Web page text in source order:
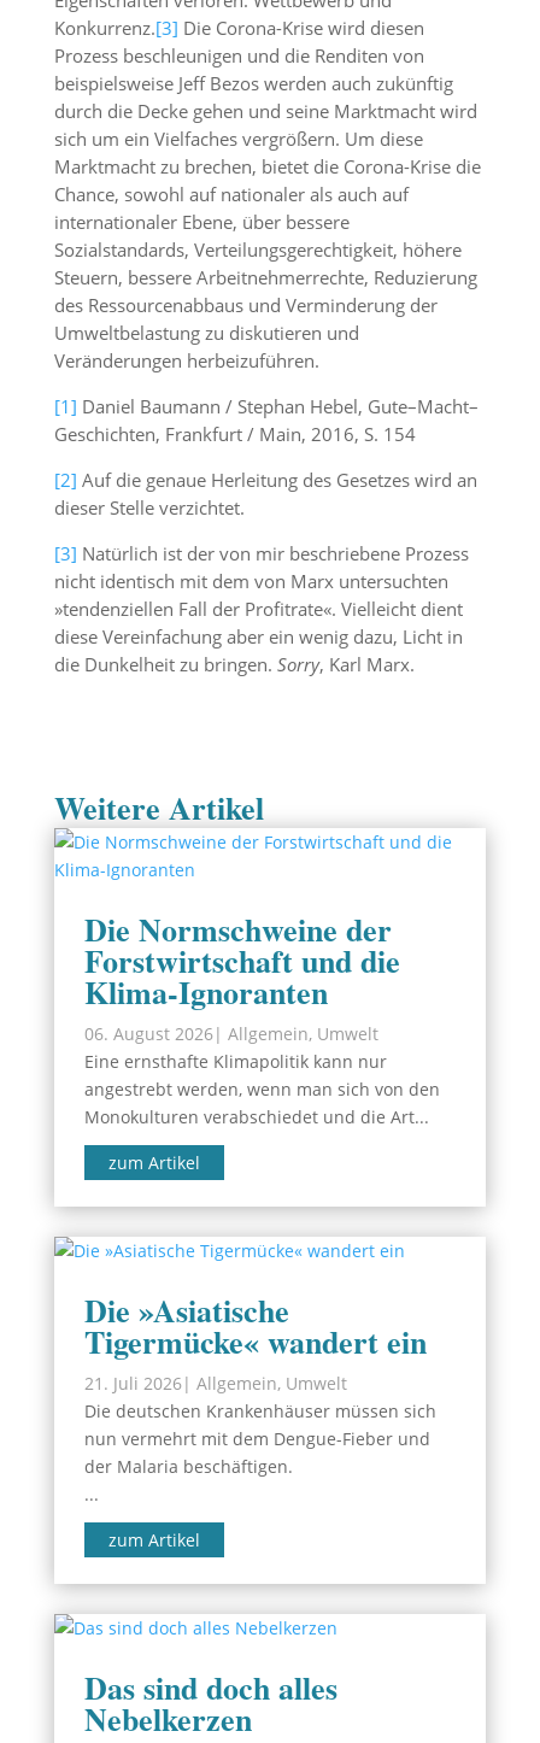
Konkurrenz.[3] Die Corona-Krise wird diesen
Prozess beschleunigen und die Renditen von
beispielsweise Jeff Bezos werden auch zukünftig
durch die Decke gehen und seine Marktmacht wird
sich um ein Vielfaches vergrößern. Um diese
Marktmacht zu brechen, bietet die Corona-Krise die
Chance, sowohl auf nationaler als auch auf
internationaler Ebene, über bessere
Sozialstandards, Verteilungsgerechtigkeit, höhere
Steuern, bessere Arbeitnehmerrechte, Reduzierung
des Ressourcenabbaus und Verminderung der
Umweltbelastung zu diskutieren und
Veränderungen herbeizuführen.
[1] Daniel Baumann / Stephan Hebel, Gute–Macht–
Geschichten, Frankfurt / Main, 2016, S. 154
[2] Auf die genaue Herleitung des Gesetzes wird an
dieser Stelle verzichtet.
[3] Natürlich ist der von mir beschriebene Prozess
nicht identisch mit dem von Marx untersuchten
»tendenziellen Fall der Profitrate«. Vielleicht dient
diese Vereinfachung aber ein wenig dazu, Licht in
die Dunkelheit zu bringen. Sorry, Karl Marx.
Weitere Artikel
Die Normschweine der
Forstwirtschaft und die
Klima-Ignoranten
06. August 2026| Allgemein, Umwelt
Eine ernsthafte Klimapolitik kann nur
angestrebt werden, wenn man sich von den
Monokulturen verabschiedet und die Art...
zum Artikel
Die »Asiatische
Tigermücke« wandert ein
21. Juli 2026| Allgemein, Umwelt
Die deutschen Krankenhäuser müssen sich
nun vermehrt mit dem Dengue-Fieber und
der Malaria beschäftigen.
...
zum Artikel
Das sind doch alles
Nebelkerzen